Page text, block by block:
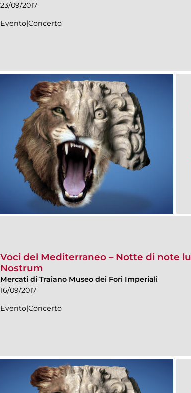
23/09/2017
Evento|Concerto
Voci del Mediterraneo – Notte di note
Nostrum
Mercati di Traiano Museo dei Fori Imperiali
16/09/2017
Evento|Concerto